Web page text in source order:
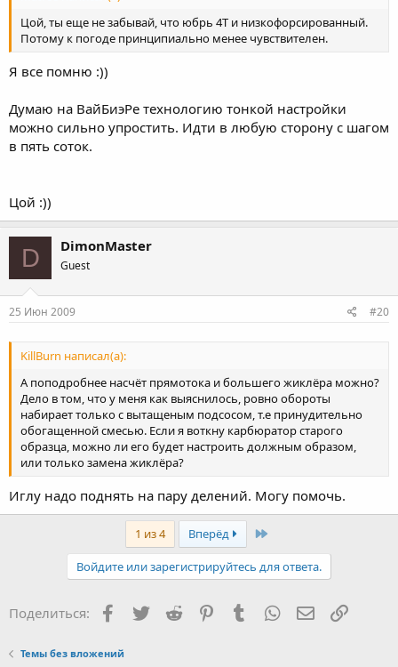
Цой, ты еще не забывай, что юбрь 4Т и низкофорсированный.
Потому к погоде принципиально менее чувствителен.
Я все помню :))
Думаю на ВайБиэРе технологию тонкой настройки
можно сильно упростить. Идти в любую сторону с шагом
в пять соток.
Цой :))
D DimonMaster
Guest
25 Июн 2009 #20
KillBurn написал(а):
А поподробнее насчёт прямотока и большего жиклёра можно?
Дело в том, что у меня как выяснилось, ровно обороты
набирает только с вытащеным подсосом, т.е принудительно
обогащенной смесью. Если я воткну карбюратор старого
образца, можно ли его будет настроить должным образом,
или только замена жиклёра?
Иглу надо поднять на пару делений. Могу помочь.
1 из 4 Вперёд Last
Войдите или зарегистрируйтесь для ответа.
Поделиться: Facebook
TwitterReddit PinterestTumblr WhatsApp Ссылка
Темы без вложений